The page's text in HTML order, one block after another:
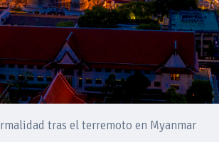
tras el terremoto en Myanmar